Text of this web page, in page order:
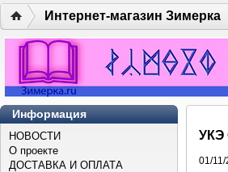
Интернет-магазин Зимерка
Информация
НОВОСТИ
О проекте
ДОСТАВКА И ОПЛАТА
УКЭ
01/